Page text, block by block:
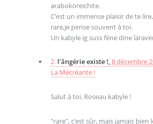
arabokoreichite.
C’est un immense plaisir de te
rare,je pense souvent à toi.
Un kabyle ig suss féne dine
2. l’ângérie existe !,8 décembre
La Mécréante !
Salut à toi, Roseau kabyle !
"rare", c’est sûr, mais jamais bien